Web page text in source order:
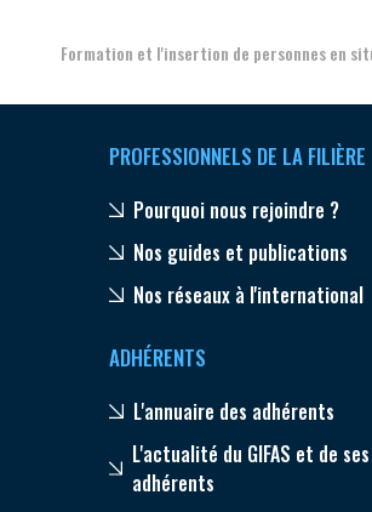
Formation et l'insertion de personnes en
PROFESSIONNELS DE LA FILIÈRE
Pourquoi nous rejoindre ?
Nos guides et publications
Nos réseaux à l'international
ADHÉRENTS
L'annuaire des adhérents
L'actualité du GIFAS et de ses
adhérents